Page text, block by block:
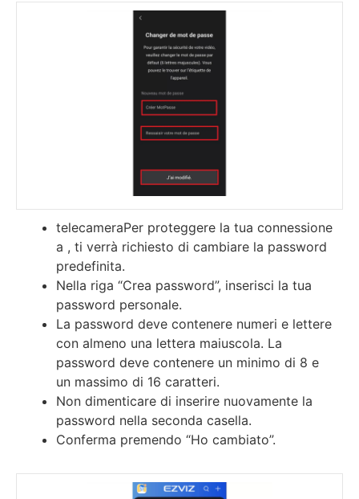
telecameraPer proteggere la tua connessione
a , ti verrà richiesto di cambiare la password
predefinita.
Nella riga “Crea password”, inserisci la tua
password personale.
La password deve contenere numeri e lettere
con almeno una lettera maiuscola. La
password deve contenere un minimo di 8 e
un massimo di 16 caratteri.
Non dimenticare di inserire nuovamente la
password nella seconda casella.
Conferma premendo “Ho cambiato”.